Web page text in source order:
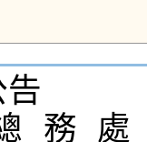
務